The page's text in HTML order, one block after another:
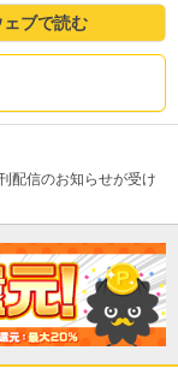
ェブで読む
配信のお知らせが受け